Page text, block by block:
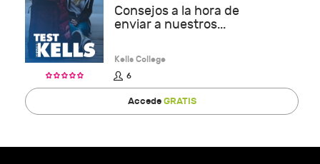
Consejos a la hora de
enviar a nuestros...
Kells College
6
AccedeGRATIS